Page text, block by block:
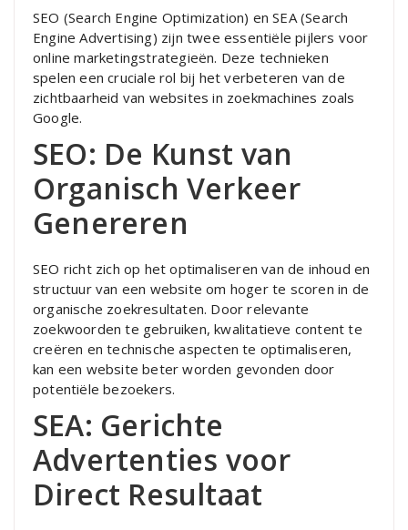
SEO (Search Engine Optimization) en SEA (Search
Engine Advertising) zijn twee essentiële pijlers voor
online marketingstrategieën. Deze technieken
spelen een cruciale rol bij het verbeteren van de
zichtbaarheid van websites in zoekmachines zoals
Google.
SEO: De Kunst van
Organisch Verkeer
Genereren
SEO richt zich op het optimaliseren van de inhoud en
structuur van een website om hoger te scoren in de
organische zoekresultaten. Door relevante
zoekwoorden te gebruiken, kwalitatieve content te
creëren en technische aspecten te optimaliseren,
kan een website beter worden gevonden door
potentiële bezoekers.
SEA: Gerichte
Advertenties voor
Direct Resultaat